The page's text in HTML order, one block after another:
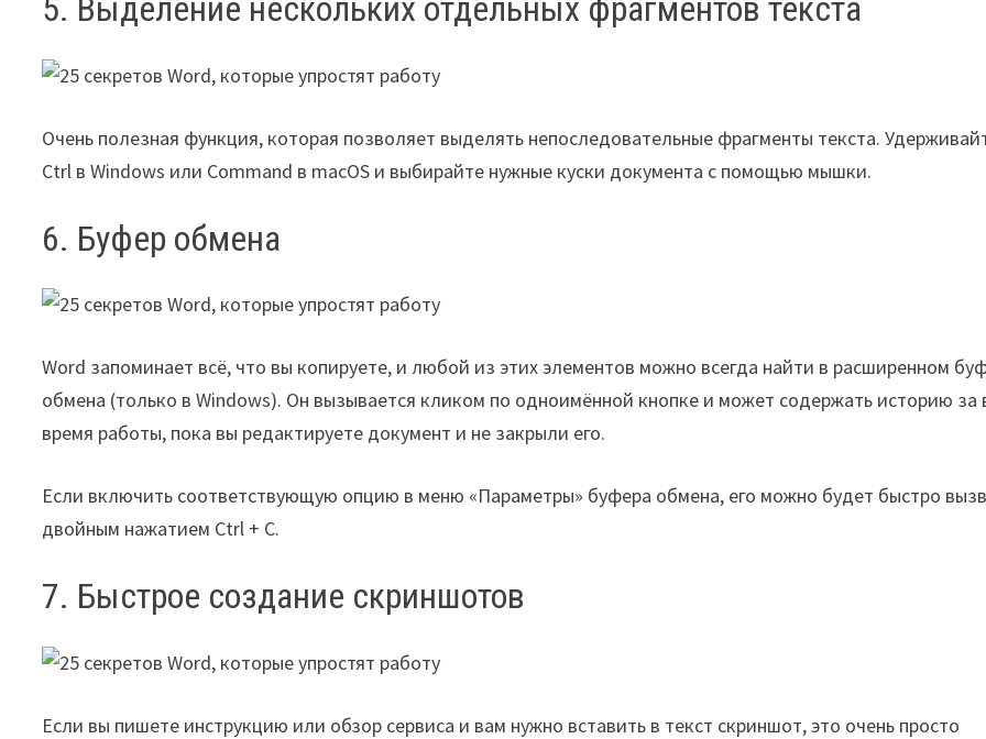
5. Выделение нескольких отдельных фрагментов текста
Очень полезная функция, которая позволяет выделять непоследовательные фрагменты текста.
Ctrl в Windows или Command в macOS и выбирайте нужные куски документа с помощью мышки.
6. Буфер обмена
Word запоминает всё, что вы копируете, и любой из этих элементов можно всегда найти в расширенном
обмена (только в Windows). Он вызывается кликом по одноимённой кнопке и может содержать историю за
время работы, пока вы редактируете документ и не закрыли его.
Если включить соответствующую опцию в меню «Параметры» буфера обмена, его можно будет быстро
двойным нажатием Ctrl + C.
7. Быстрое создание скриншотов
Если вы пишете инструкцию или обзор сервиса и вам нужно вставить в текст скриншот, это очень просто